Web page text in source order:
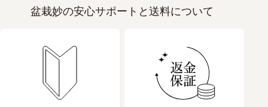
盆栽妙の安心サポートと送料について